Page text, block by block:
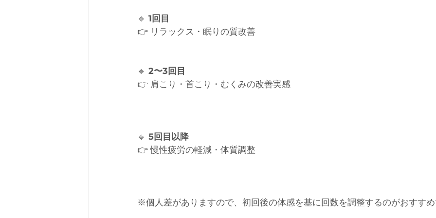
🔹 1回目
👉 リラックス・眠りの質改善
🔹 2〜3回目
👉 肩こり・首こり・むくみの改善実感
🔹 5回目以降
👉 慢性疲労の軽減・体質調整
※個人差がありますので、初回後の体感を基に回数を調整するのがおすす